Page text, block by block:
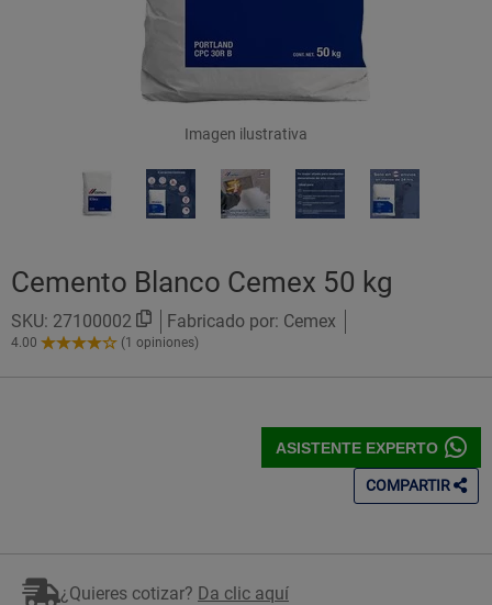
Imagen ilustrativa
Cemento Blanco Cemex 50 kg
SKU: 27100002 Fabricado por: Cemex
4.00
4.00
(1 opiniones)
ASISTENTE EXPERTO
COMPARTIR
¿Quieres cotizar? Da clic aquí